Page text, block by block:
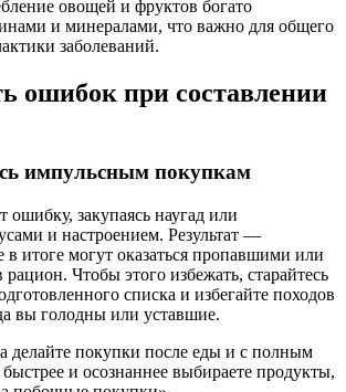
овощей и фруктов богато
и минералами, что важно для общего
заболеваний.
ошибок при составлении
импульсным покупкам
закупаясь наугад или
и настроением. Результат —
в итоге могут оказаться пропавшими или
Чтобы этого избежать, старайтесь
списка и избегайте походов
вы голодны или уставшие.
делайте покупки после еды и с полным
и осознаннее выбираете продукты,